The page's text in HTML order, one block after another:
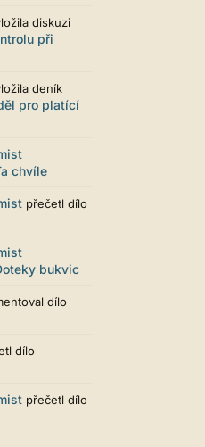
se mi jak je to
11:01
publikoval
Dostupná je ve
název Já v
zde:
:)
toho, že to tu
bude to tvrdy
ale
super :-)
ale je to
diskuzi
při
deník
pro platící
chvíle
přečetl dílo
bukvic
dílo
dílo
přečetl dílo